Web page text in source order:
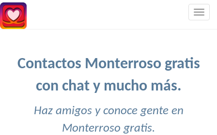
Contactos Monterroso gratis
con chat y mucho más.
Haz amigos y conoce gente en
Monterroso gratis.